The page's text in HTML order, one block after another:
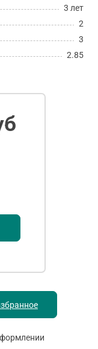
3 лет
2
3
2.85